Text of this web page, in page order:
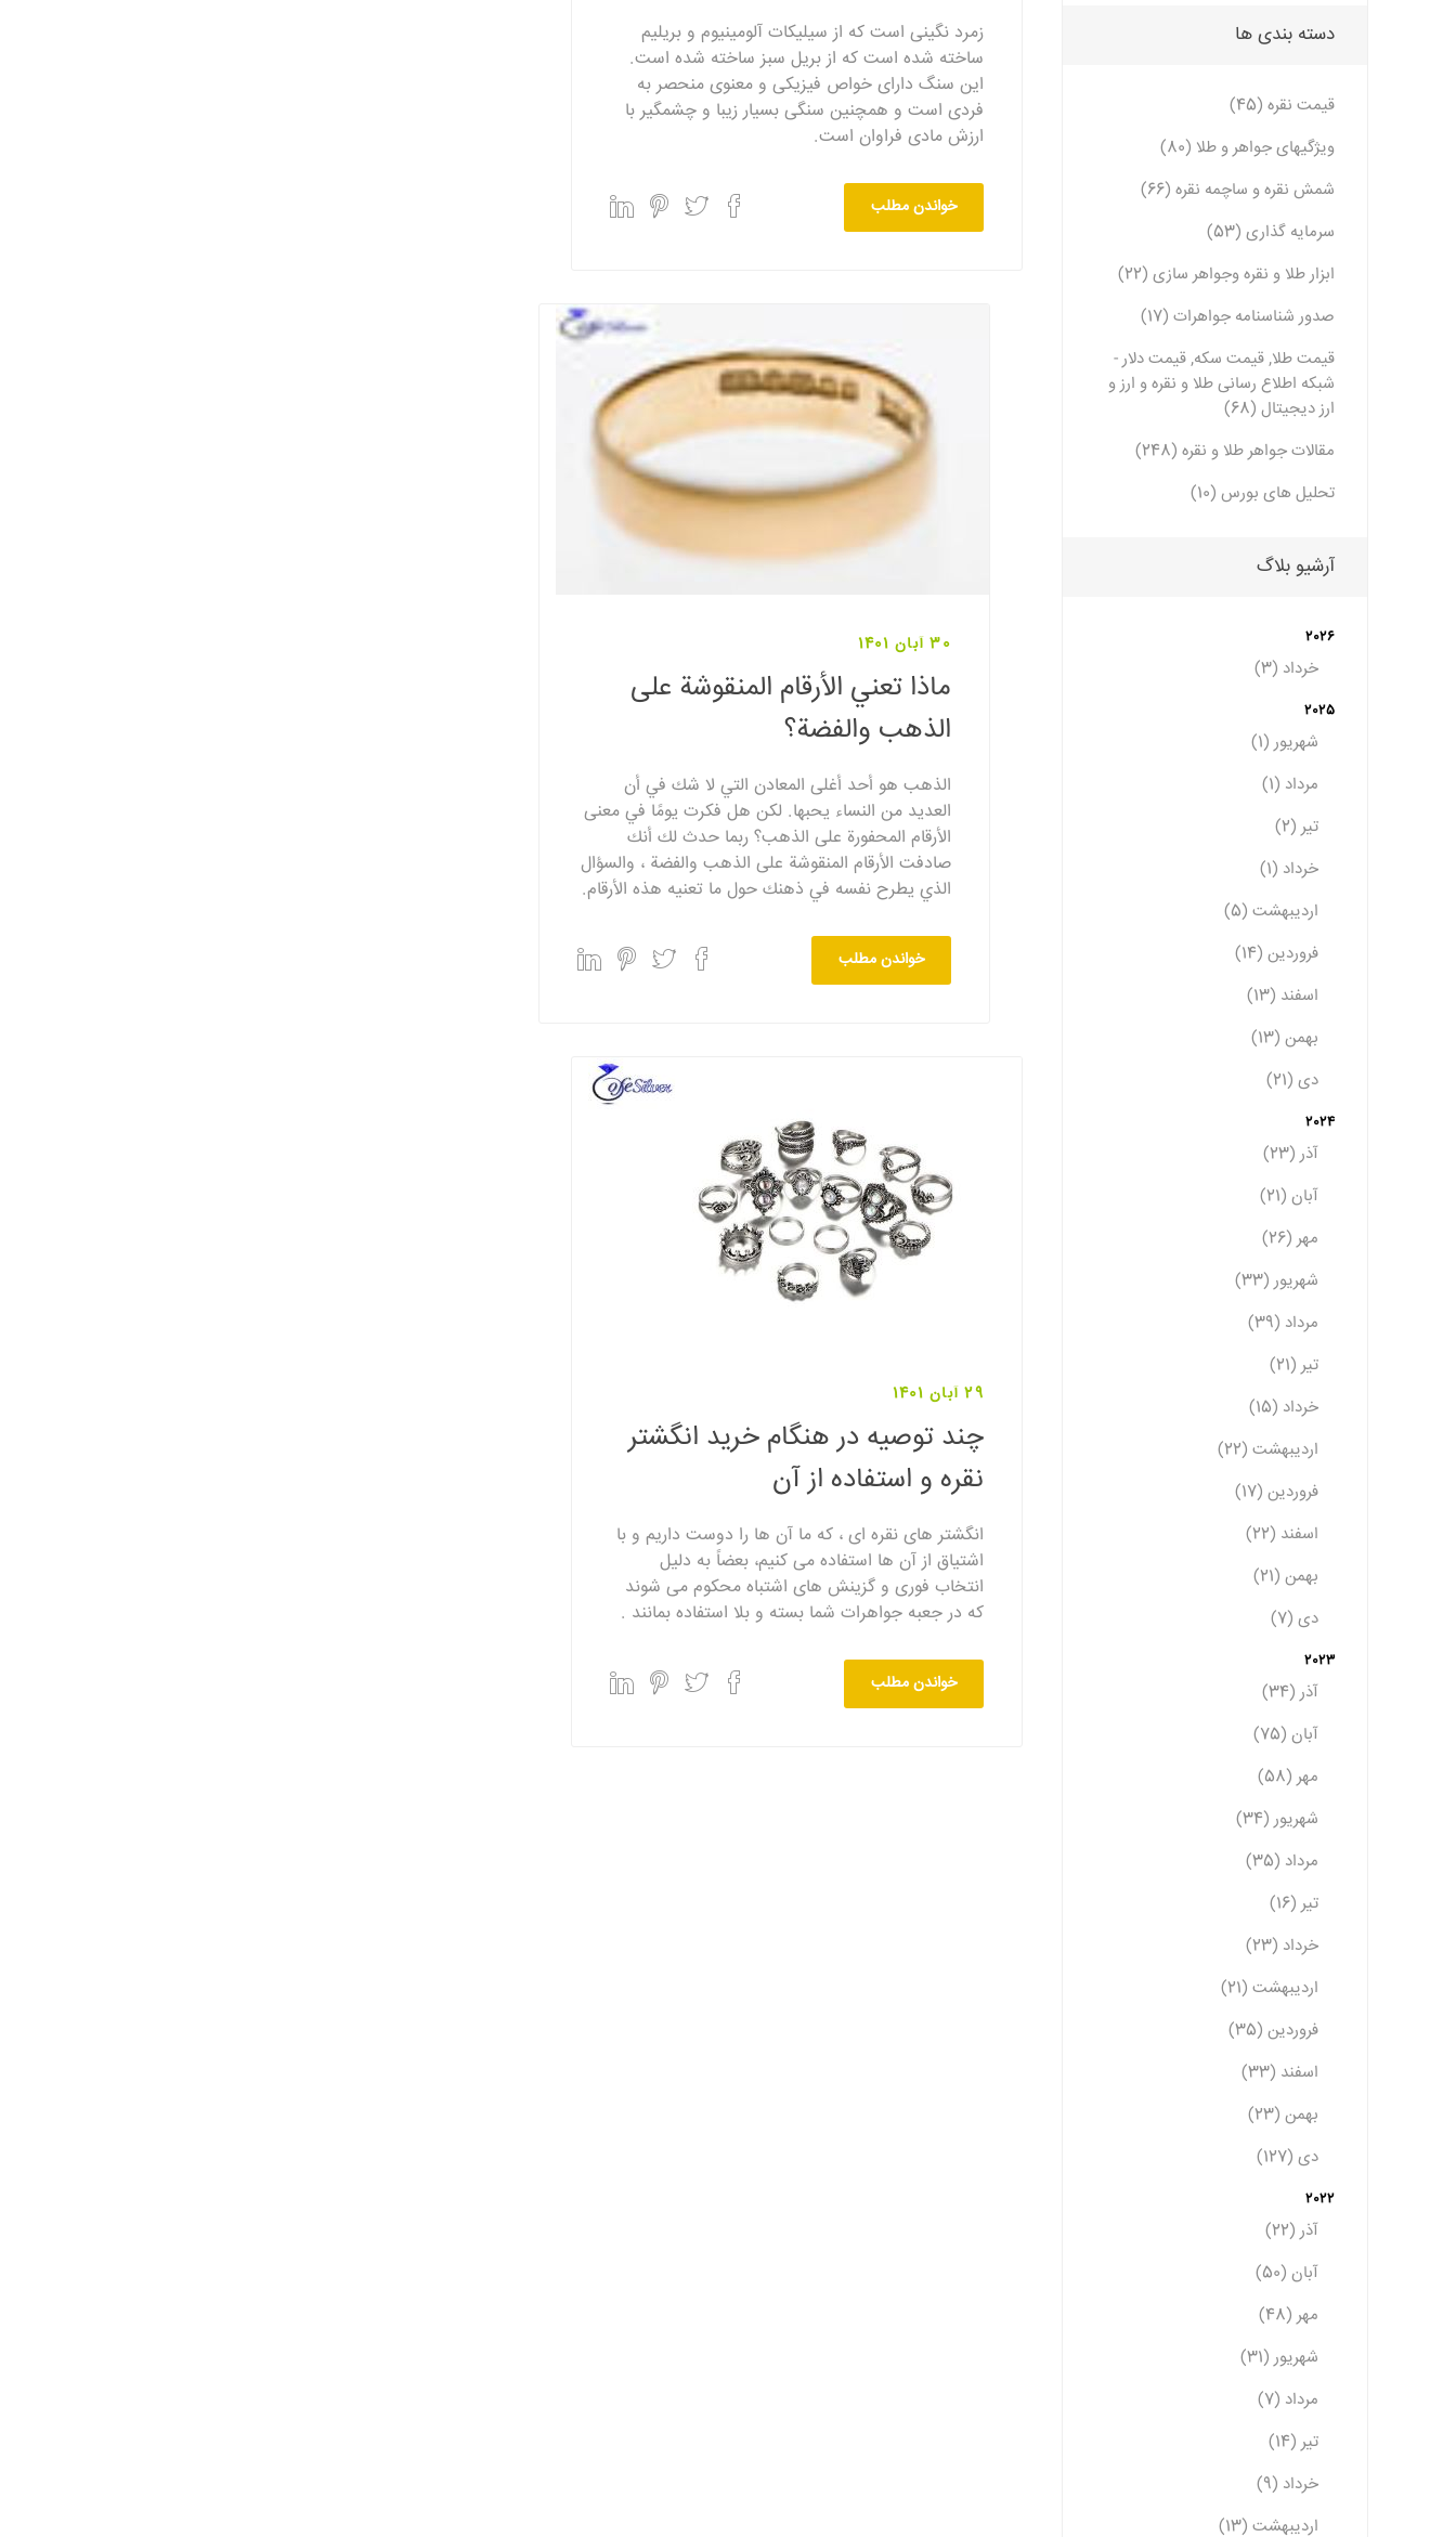
زمرد نگینی است که از سیلیکات آلومینیوم و بریلیم
ساخته شده است که از بریل سبز ساخته شده است.
این سنگ دارای خواص فیزیکی و معنوی منحصر به
فردی است و همچنین سنگی بسیار زیبا و چشمگیر با
ارزش مادی فراوان است.
خواندن مطلب
30 آبان 1401
ماذا تعني الأرقام المنقوشة على
الذهب والفضة؟
الذهب هو أحد أغلى المعادن التي لا شك في أن
العديد من النساء يحبها. لكن هل فكرت يومًا في معنى
الأرقام المحفورة على الذهب؟ ربما حدث لك أنك
صادفت الأرقام المنقوشة على الذهب والفضة ، والسؤال
الذي يطرح نفسه في ذهنك حول ما تعنيه هذه الأرقام.
خواندن مطلب
29 آبان 1401
چند توصیه در هنگام خرید انگشتر
نقره و استفاده از آن
انگشتر های نقره ای ، که ما آن ها را دوست داریم و با
اشتیاق از آن ها استفاده می کنیم، بعضاً به دلیل
انتخاب فوری و گزینش های اشتباه محکوم می شوند
که در جعبه جواهرات شما بسته و بلا استفاده بمانند .
خواندن مطلب
دسته بندی ها
قیمت نقره (45)
ویژگیهای جواهر و طلا (80)
شمش نقره و ساچمه نقره (66)
سرمایه گذاری (53)
ابزار طلا و نقره وجواهر سازی (22)
صدور شناسنامه جواهرات (17)
قیمت طلا, قیمت سکه, قیمت دلار -
شبکه اطلاع رسانی طلا و نقره و ارز و
ارز دیجیتال (68)
مقالات جواهر طلا و نقره (248)
تحلیل های بورس (10)
آرشیو بلاگ
2026
خرداد (3)
2025
شهریور (1)
مرداد (1)
تیر (2)
خرداد (1)
اردیبهشت (5)
فروردین (14)
اسفند (13)
بهمن (13)
دی (21)
2024
آذر (23)
آبان (21)
مهر (26)
شهریور (33)
مرداد (39)
تیر (21)
خرداد (15)
اردیبهشت (22)
فروردین (17)
اسفند (22)
بهمن (21)
دی (7)
2023
آذر (34)
آبان (75)
مهر (58)
شهریور (34)
مرداد (35)
تیر (16)
خرداد (23)
اردیبهشت (21)
فروردین (35)
اسفند (33)
بهمن (23)
دی (127)
2022
آذر (22)
آبان (50)
مهر (48)
شهریور (31)
مرداد (7)
تیر (14)
خرداد (9)
اردیبهشت (13)